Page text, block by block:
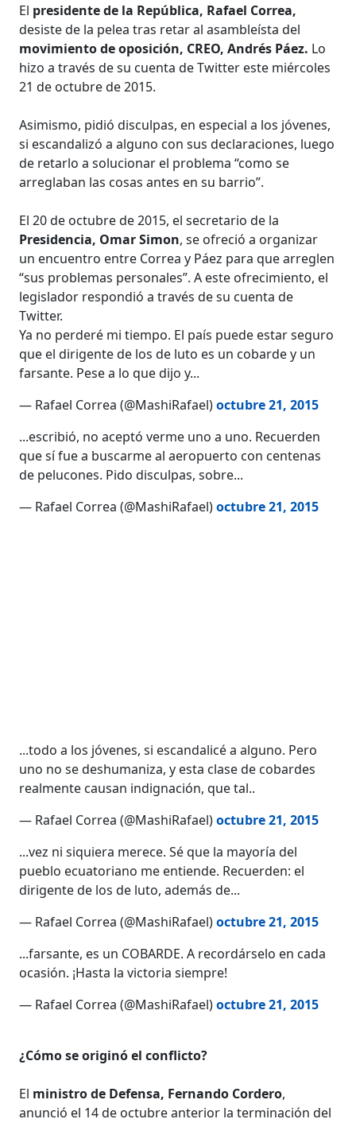
El presidente de la República, Rafael Correa,
desiste de la pelea tras retar al asambleísta del
movimiento de oposición, CREO, Andrés Páez. Lo
hizo a través de su cuenta de Twitter este miércoles
21 de octubre de 2015.
Asimismo, pidió disculpas, en especial a los jóvenes,
si escandalizó a alguno con sus declaraciones, luego
de retarlo a solucionar el problema “como se
arreglaban las cosas antes en su barrio”.
El 20 de octubre de 2015, el secretario de la
Presidencia, Omar Simon, se ofreció a organizar
un encuentro entre Correa y Páez para que arreglen
“sus problemas personales”. A este ofrecimiento, el
legislador respondió a través de su cuenta de
Twitter.
Ya no perderé mi tiempo. El país puede estar seguro
que el dirigente de los de luto es un cobarde y un
farsante. Pese a lo que dijo y...
— Rafael Correa (@MashiRafael)octubre 21, 2015
...escribió, no aceptó verme uno a uno. Recuerden
que sí fue a buscarme al aeropuerto con centenas
de pelucones. Pido disculpas, sobre...
— Rafael Correa (@MashiRafael)octubre 21, 2015
...todo a los jóvenes, si escandalicé a alguno. Pero
uno no se deshumaniza, y esta clase de cobardes
realmente causan indignación, que tal..
— Rafael Correa (@MashiRafael)octubre 21, 2015
...vez ni siquiera merece. Sé que la mayoría del
pueblo ecuatoriano me entiende. Recuerden: el
dirigente de los de luto, además de...
— Rafael Correa (@MashiRafael)octubre 21, 2015
...farsante, es un COBARDE. A recordárselo en cada
ocasión. ¡Hasta la victoria siempre!
— Rafael Correa (@MashiRafael)octubre 21, 2015
¿Cómo se originó el conflicto?
El ministro de Defensa, Fernando Cordero,
anunció el 14 de octubre anterior la terminación del